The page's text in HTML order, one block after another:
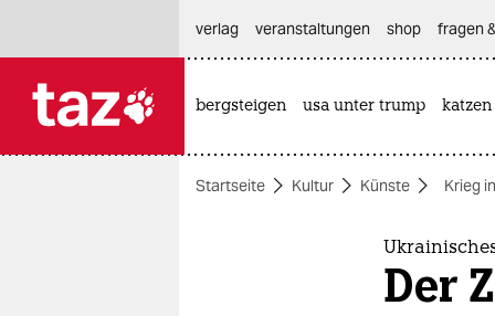
themen
verlag
veranstaltungen shop fragen
bergsteigen usa unter trump katzen
Startseite Kultur Künste Krieg
Der